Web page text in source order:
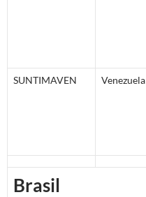
SUNTIMAVEN Venezuela
Brasil